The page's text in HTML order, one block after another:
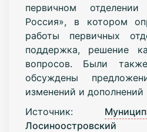
первичном
Россия», в котором
работы первичных
поддержка, решение
вопросов. Были
обсуждены
изменений и
Источник:
Лосиноостровский